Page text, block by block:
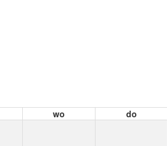
wo do